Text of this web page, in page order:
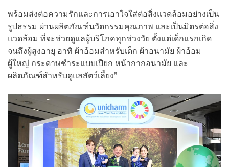
พร้อมส่งต่อความรักและการเอาใจใส่ต่อสิ่งแวดล้อมอย่างเป็น
รูปธรรม ผ่านผลิตภัณฑ์นวัตกรรมคุณภาพ และเป็นมิตรต่อสิ่ง
แวดล้อม ที่จะช่วยดูแลผู้บริโภคทุกช่วงวัย ตั้งแต่เด็กแรกเกิด
จนถึงผู้สูงอายุ อาทิ ผ้าอ้อมสำหรับเด็ก ผ้าอนามัย ผ้าอ้อม
ผู้ใหญ่ กระดาษชำระแบบเปียก หน้ากากอนามัย และ
ผลิตภัณฑ์สำหรับดูแลสัตว์เลี้ยง”